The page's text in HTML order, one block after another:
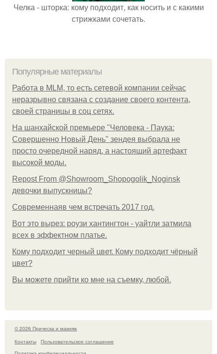
Челка - шторка: кому подходит, как носить и с какими
стрижками сочетать.
Популярные материалы
Работа в MLM, то есть сетевой компании сейчас
неразрывно связана с создание своего контента,
своей страницы в соц сетях.
На шанхайской премьере "Человека - Паука:
Совершенно Новый День" зендея выбрала не
просто очередной наряд, а настоящий артефакт
высокой моды.
Repost From @Showroom_Shopogolik_Noginsk
девочки выпускницы?
Современнаяв чем встречать 2017 год.
Вот это вырез: роузи хантингтон - уайтли затмила
всех в эффектном платьe.
Кому подходит черный цвет. Кому подходит чёрный
цвет?
Вы можете прийти ко мне на съемку, любой.
© 2026 Прическа и макияж
Контакты
Пользовательское соглашение